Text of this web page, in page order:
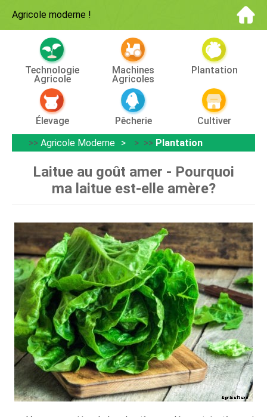
Agricole moderne !
Technologie
Agricole
Machines
Agricoles
Plantation
Élevage Pêcherie
Cultiver
>> Agricole Moderne > >> Plantation
Laitue au goût amer - Pourquoi
ma laitue est-elle amère?